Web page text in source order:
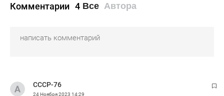
Комментарии 4 Все Автора
СССР-76
24 Ноября 2023 14:29